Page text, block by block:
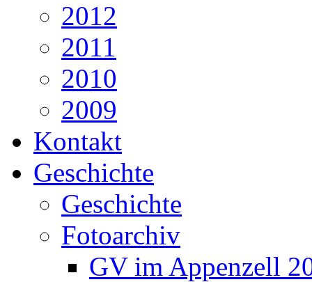
2012
2011
2010
2009
Kontakt
Geschichte
Geschichte
Fotoarchiv
GV im Appenzell